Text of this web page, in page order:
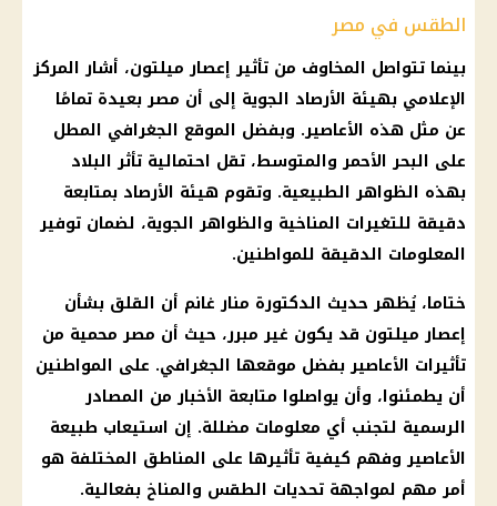
الطقس في مصر
بينما تتواصل المخاوف من تأثير إعصار ميلتون، أشار المركز
الإعلامي بهيئة الأرصاد الجوية إلى أن مصر بعيدة تمامًا
عن مثل هذه الأعاصير. وبفضل الموقع الجغرافي المطل
على البحر الأحمر والمتوسط، تقل احتمالية تأثر البلاد
بهذه الظواهر الطبيعية. وتقوم هيئة الأرصاد بمتابعة
دقيقة للتغيرات المناخية والظواهر الجوية، لضمان توفير
المعلومات الدقيقة للمواطنين.
ختاما، يُظهر حديث الدكتورة منار غانم أن القلق بشأن
إعصار ميلتون قد يكون غير مبرر، حيث أن مصر محمية من
تأثيرات الأعاصير بفضل موقعها الجغرافي. على المواطنين
أن يطمئنوا، وأن يواصلوا متابعة الأخبار من المصادر
الرسمية لتجنب أي معلومات مضللة. إن استيعاب طبيعة
الأعاصير وفهم كيفية تأثيرها على المناطق المختلفة هو
أمر مهم لمواجهة تحديات الطقس والمناخ بفعالية.